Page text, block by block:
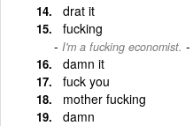
drat it
fucking
I'm a fucking economist. -
damn it
fuck you
mother fucking
damn